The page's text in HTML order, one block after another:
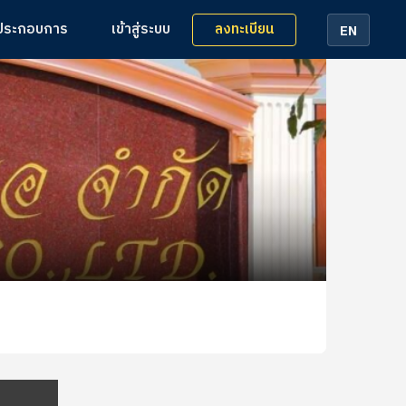
ะกอบการ เข้าสู่ระบบ ลงทะเบียน EN